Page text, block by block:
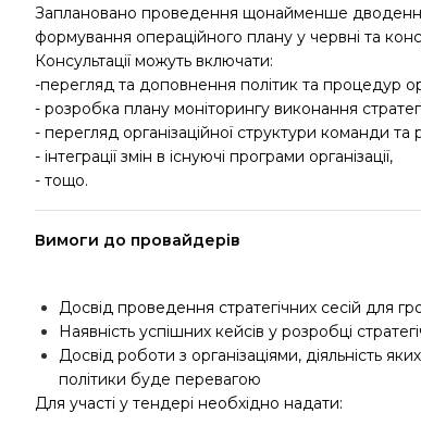
Заплановано проведення щонайменше дводенної
формування операційного плану у червні та
Консультації можуть включати:
-перегляд та доповнення політик та процедур
- розробка плану моніторингу виконання
- перегляд організаційної структури команди та
- інтеграції змін в існуючі програми організації,
- тощо.
Вимоги до провайдерів
Досвід проведення стратегічних сесій для
Наявність успішних кейсів у розробці
Досвід роботи з організаціями, діяльність
політики буде перевагою
Для участі у тендері необхідно надати: